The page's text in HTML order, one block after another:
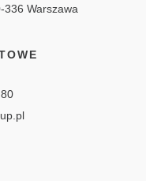
336 Warszawa